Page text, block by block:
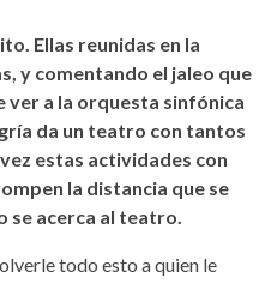
Ellas reunidas en la
y comentando el jaleo que
ver a la orquesta sinfónica
da un teatro con tantos
estas actividades con
la distancia que se
se acerca al teatro.
todo esto a quien le